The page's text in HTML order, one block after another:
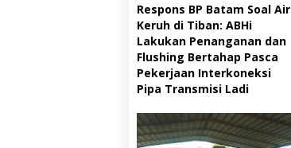
Respons BP Batam Soal Air
Keruh di Tiban: ABHi
Lakukan Penanganan dan
Flushing Bertahap Pasca
Pekerjaan Interkoneksi
Pipa Transmisi Ladi